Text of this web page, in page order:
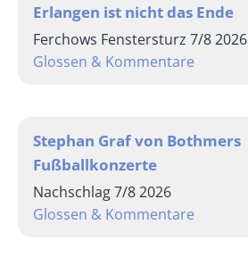
Erlangen ist nicht das Ende
Ferchows Fenstersturz 7/8 2026
Glossen & Kommentare
Stephan Graf von Bothmers
Fußballkonzerte
Nachschlag 7/8 2026
Glossen & Kommentare